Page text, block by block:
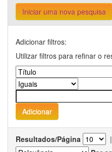
Iniciar uma nova pesquisa
Adicionar filtros:
Utilizar filtros para refinar o
Resultados/Página |